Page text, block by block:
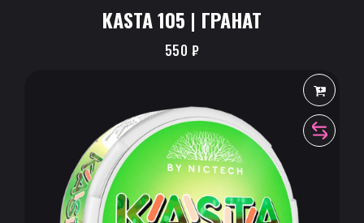
KASTA 105 | ГРАНАТ
550 ₽